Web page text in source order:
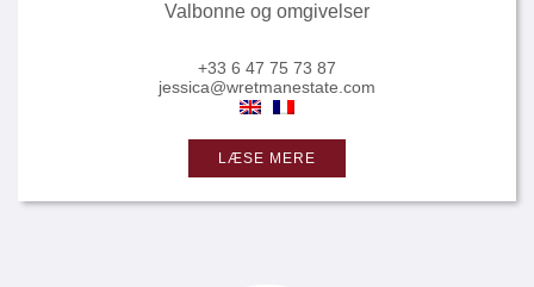
Valbonne og omgivelser
+33 6 47 75 73 87
jessica@wretmanestate.com
LÆSE MERE